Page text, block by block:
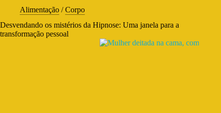
Alimentação /Corpo
Desvendando os mistérios da Hipnose: Uma janela para a
transformação pessoal